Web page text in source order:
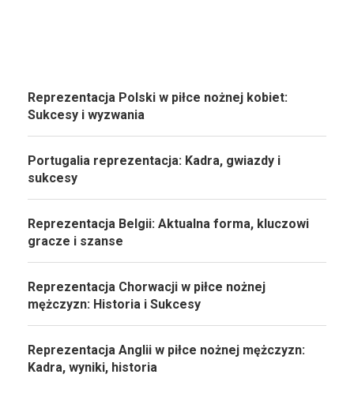
Reprezentacja Polski w piłce nożnej kobiet:
Sukcesy i wyzwania
Portugalia reprezentacja: Kadra, gwiazdy i
sukcesy
Reprezentacja Belgii: Aktualna forma, kluczowi
gracze i szanse
Reprezentacja Chorwacji w piłce nożnej
mężczyzn: Historia i Sukcesy
Reprezentacja Anglii w piłce nożnej mężczyzn:
Kadra, wyniki, historia